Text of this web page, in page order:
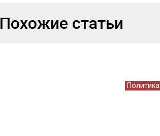
Похожие статьи
Политика